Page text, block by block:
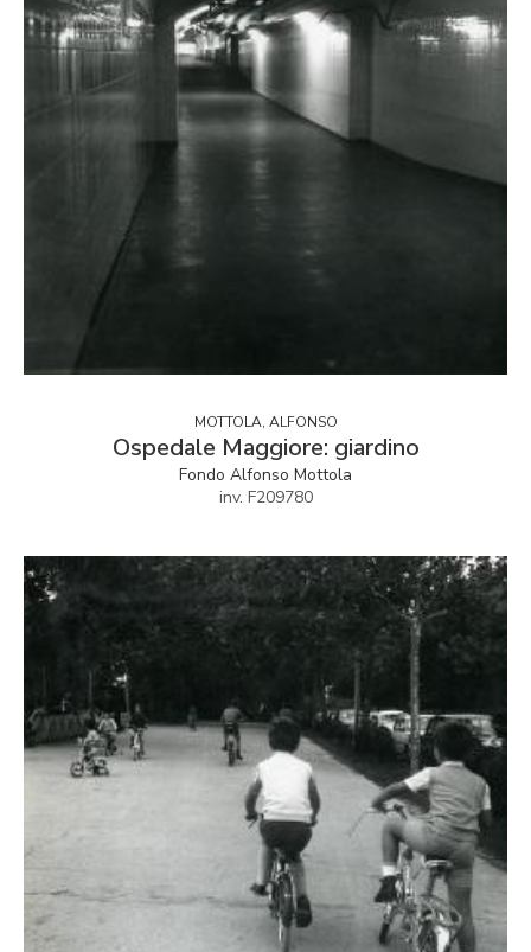
MOTTOLA, ALFONSO
Ospedale Maggiore: giardino
Fondo Alfonso Mottola
inv. F209780